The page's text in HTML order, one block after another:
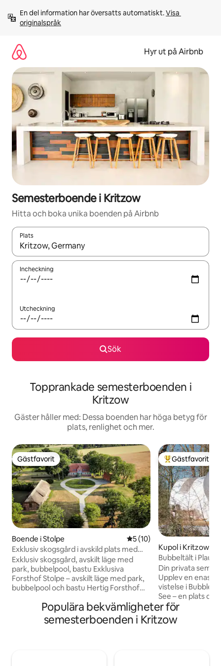
innehåll
En del information har översatts automatiskt. Visa
originalspråk
Hyr ut på Airbnb
Semesterboende i Kritzow
Hitta och boka unika boenden på Airbnb
Plats
När resultaten är tillgängliga kan du navigera med upp- och
Incheckning
Utcheckning
Sök
Topprankade semesterboenden i
Kritzow
Gäster håller med: Dessa boenden har höga betyg för
plats, renlighet och mer.
Gästfavorit
Gästfavorit
Boende i Stolpe 5 av 5 i genomsnittligt
5 (10)
Exklusiv skogsgård i avskild plats med
inhägnad 1
Exklusiv skogsgård, avskilt läge med
park, bubbelpool, bastu Exklusiva
Forsthof Stolpe – avskilt läge med park,
bubbelpool och bastu Hertig Forsthof
landskapsregionen Västra Mecklenburg.
Omgiven av fält och ängar, den ståtliga,
historiska byggnaden från 1869 stiger
Populär
Gästfavorit
Kupol i Kritzow
Bubbeltält i Plau
Din privata
Upplev en
vistelse i Bubble
See – en plats
avkoppling möts.
med eget
Omgiven av lugn
Populära bekvämligheter för
semesterboenden i Kritzow